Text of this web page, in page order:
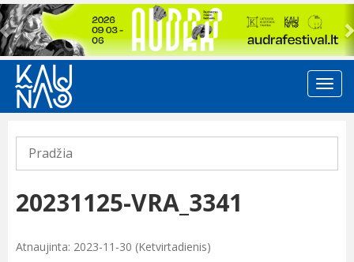
Previous
Pradžia
20231125-VRA_3341
Atnaujinta: 2023-11-30 (Ketvirtadienis)